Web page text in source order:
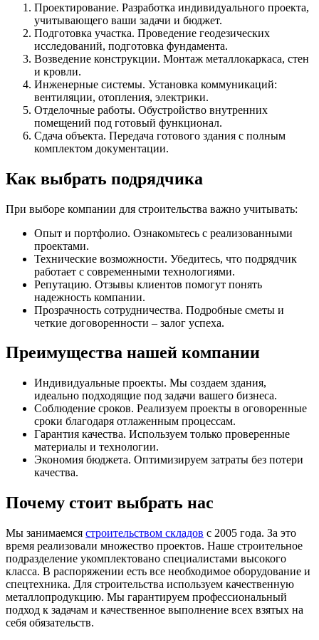
Проектирование. Разработка индивидуального проекта,
учитывающего ваши задачи и бюджет.
Подготовка участка. Проведение геодезических
исследований, подготовка фундамента.
Возведение конструкции. Монтаж металлокаркаса, стен
и кровли.
Инженерные системы. Установка коммуникаций:
вентиляции, отопления, электрики.
Отделочные работы. Обустройство внутренних
помещений под готовый функционал.
Сдача объекта. Передача готового здания с полным
комплектом документации.
Как выбрать подрядчика
При выборе компании для строительства важно учитывать:
Опыт и портфолио. Ознакомьтесь с реализованными
проектами.
Технические возможности. Убедитесь, что подрядчик
работает с современными технологиями.
Репутацию. Отзывы клиентов помогут понять
надежность компании.
Прозрачность сотрудничества. Подробные сметы и
четкие договоренности – залог успеха.
Преимущества нашей компании
Индивидуальные проекты. Мы создаем здания,
идеально подходящие под задачи вашего бизнеса.
Соблюдение сроков. Реализуем проекты в оговоренные
сроки благодаря отлаженным процессам.
Гарантия качества. Используем только проверенные
материалы и технологии.
Экономия бюджета. Оптимизируем затраты без потери
качества.
Почему стоит выбрать нас
Мы занимаемся строительством складов с 2005 года. За это
время реализовали множество проектов. Наше строительное
подразделение укомплектовано специалистами высокого
класса. В распоряжении есть все необходимое оборудование и
спецтехника. Для строительства используем качественную
металлопродукцию. Мы гарантируем профессиональный
подход к задачам и качественное выполнение всех взятых на
себя обязательств.